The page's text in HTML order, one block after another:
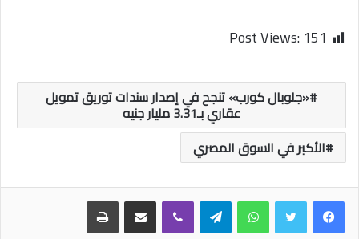
Post Views:151
«جلوبال كورب» تنجح في إصدار سندات توريق تمويل
عقاري بـ3.31 مليار جنيه
الأكبر في السوق المصري
واتساب تيلقرام